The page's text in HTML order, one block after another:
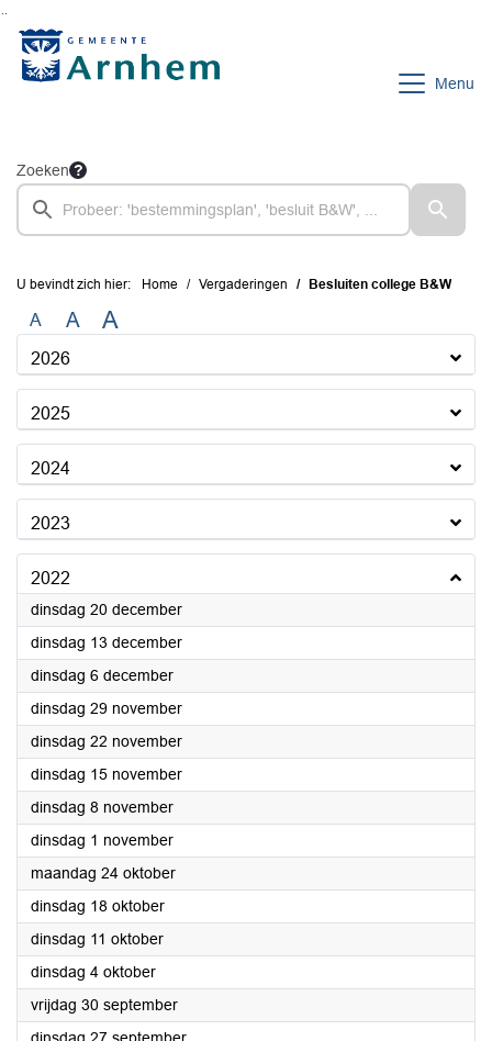
Menu
Zoeken
U bevindt zich hier: Home Vergaderingen Besluiten college B&W
A A A
2026
2025
2024
2023
2022
dinsdag 20 december2022
dinsdag 13 december2022
dinsdag 6 december2022
dinsdag 29 november2022
dinsdag 22 november2022
dinsdag 15 november2022
dinsdag 8 november2022
dinsdag 1 november2022
maandag 24 oktober2022
dinsdag 18 oktober2022
dinsdag 11 oktober2022
dinsdag 4 oktober2022
vrijdag 30 september2022
2022